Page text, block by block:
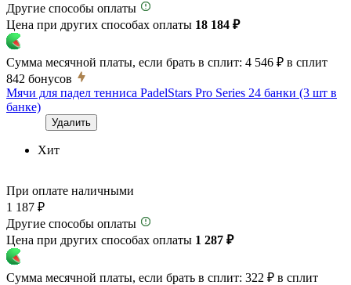
Другие способы оплаты
Цена при других способах оплаты 18 184 ₽
Сумма месячной платы, если брать в сплит: 4 546 ₽ в сплит
842 бонусов
Мячи для падел тенниса PadelStars Pro Series 24 банки (3 шт в
банке)
Удалить
Хит
При оплате наличными
1 187 ₽
Другие способы оплаты
Цена при других способах оплаты 1 287 ₽
Сумма месячной платы, если брать в сплит: 322 ₽ в сплит